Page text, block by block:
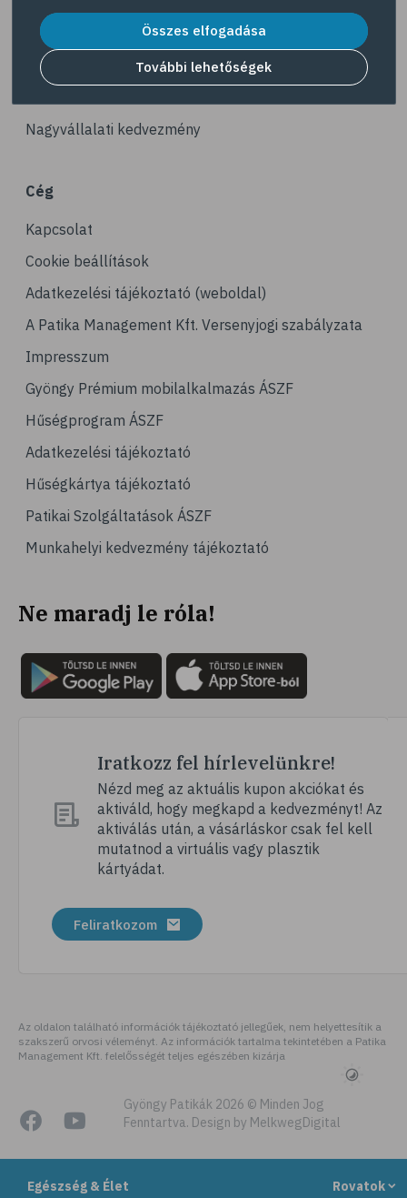
Egészség & Élet Rovatok
# ízületi fájdalom
# ízületek
# csontok
# porckopás
# csonttörés
# mozgásszervi problémák
# köszvény
# ínhüvelygyulladás
# tél
# vérnyomásmérés
# kardiológia
# kardiovaszkuláris betegségek
# szív- és érrendszer
# vérnyomás
# mozgás
# pszichológia
# hátfájás
# vérnyomáscsökkentés
# megfázás
# influenza
# fertőző betegségek
# köhögés
# immunerősítés
# kézmosás
# szépségápolás
# bőrápolás
# izlandi zuzmó
Dermokozmetikumok
Gyöngy Patika Magazin
Nagyvállalati kedvezmény
Cég
Kapcsolat
Cookie beállítások
Adatkezelési tájékoztató (weboldal)
A Patika Management Kft. Versenyjogi szabályzata
Impresszum
Gyöngy Prémium mobilalkalmazás ÁSZF
Hűségprogram ÁSZF
Adatkezelési tájékoztató
Hűségkártya tájékoztató
Patikai Szolgáltatások ÁSZF
Munkahelyi kedvezmény tájékoztató
Ne maradj le róla!
Iratkozz fel hírlevelünkre!
Nézd meg az aktuális kupon akciókat és
aktiváld, hogy megkapd a kedvezményt! Az
aktiválás után, a vásárláskor csak fel kell
mutatnod a virtuális vagy plasztik
kártyádat.
Feliratkozom
Az oldalon található információk tájékoztató jellegűek, nem helyettesítik a
szakszerű orvosi véleményt. Az információk tartalma tekintetében a Patika
Management Kft. felelősségét teljes egészében kizárja
Gyöngy Patikák 2026 © Minden Jog
Fenntartva. Design by MelkwegDigital
Összes elfogadása
További lehetőségek